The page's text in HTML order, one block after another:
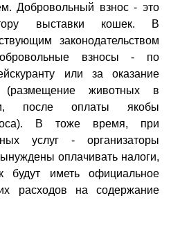
Добровольный взнос - это
выставки кошек. В
законодательством
взносы - по
или за оказание
(размещение животных в
после оплаты якобы
В тоже время, при
услуг - организаторы
оплачивать налоги,
будут иметь официальное
расходов на содержание